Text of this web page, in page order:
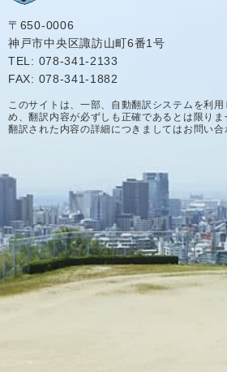
〒650-0006
神戸市中央区諏訪山町6番1号
TEL: 078-341-2133
FAX: 078-341-1882
このサイトは、一部、自動翻訳システムを利
め、翻訳内容が必ずしも正確であるとは限りま
翻訳された内容の詳細につきましてはお問い合